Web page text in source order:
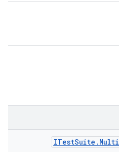
ITestSuite . Multi